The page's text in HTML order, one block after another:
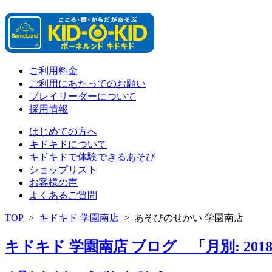
ご利用料金
ご利用にあたってのお願い
プレイリーダーについて
採用情報
はじめての方へ
キドキドについて
キドキドで体験できるあそび
ショップリスト
お客様の声
よくあるご質問
TOP > キドキド 学園南店 > あそびのせかい 学園南店
キドキド 学園南店 ブログ 「月別: 2018